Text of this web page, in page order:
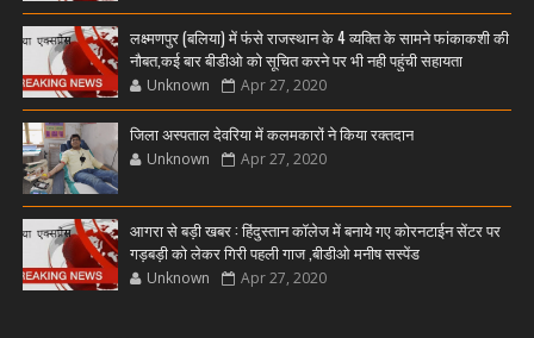
लक्ष्मणपुर (बलिया) में फंसे राजस्थान के 4 व्यक्ति के सामने फांकाकशी की
नौबत,कई बार बीडीओ को सूचित करने पर भी नही पहुंची सहायता
Unknown Apr 27, 2020
जिला अस्पताल देवरिया में कलमकारों ने किया रक्तदान
Unknown Apr 27, 2020
आगरा से बड़ी खबर : हिंदुस्तान कॉलेज में बनाये गए कोरनटाईन सेंटर पर
गड़बड़ी को लेकर गिरी पहली गाज ,बीडीओ मनीष सस्पेंड
Unknown Apr 27, 2020